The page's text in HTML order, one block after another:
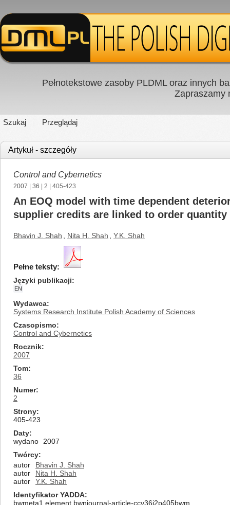
Pełnotekstowe zasoby PLDML oraz innych
Zapraszamy
Szukaj Przeglądaj
Artykuł - szczegóły
Control and Cybernetics
2007 36 2 | 405-423
An EOQ model with time dependent
supplier credits are linked to order quantity
Bhavin J. Shah Nita H. Shah Y.K. Shah
Pełne teksty:
Języki publikacji
EN
Wydawca
Systems Research Institute Polish Academy of Sciences
Czasopismo
Control and Cybernetics
Rocznik
2007
Tom
36
Numer
2
Strony
405-423
Daty
wydano
2007
Twórcy
autor
Bhavin J. Shah
autor
Nita H. Shah
autor
Y.K. Shah
Identyfikator YADDA
bwmeta1.element.bwnjournal-article-ccv36i2p405bwm